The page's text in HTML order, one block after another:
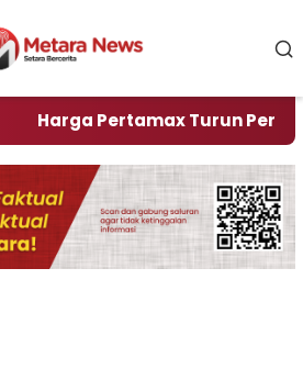
Harga Pertamax Turun Per Hari